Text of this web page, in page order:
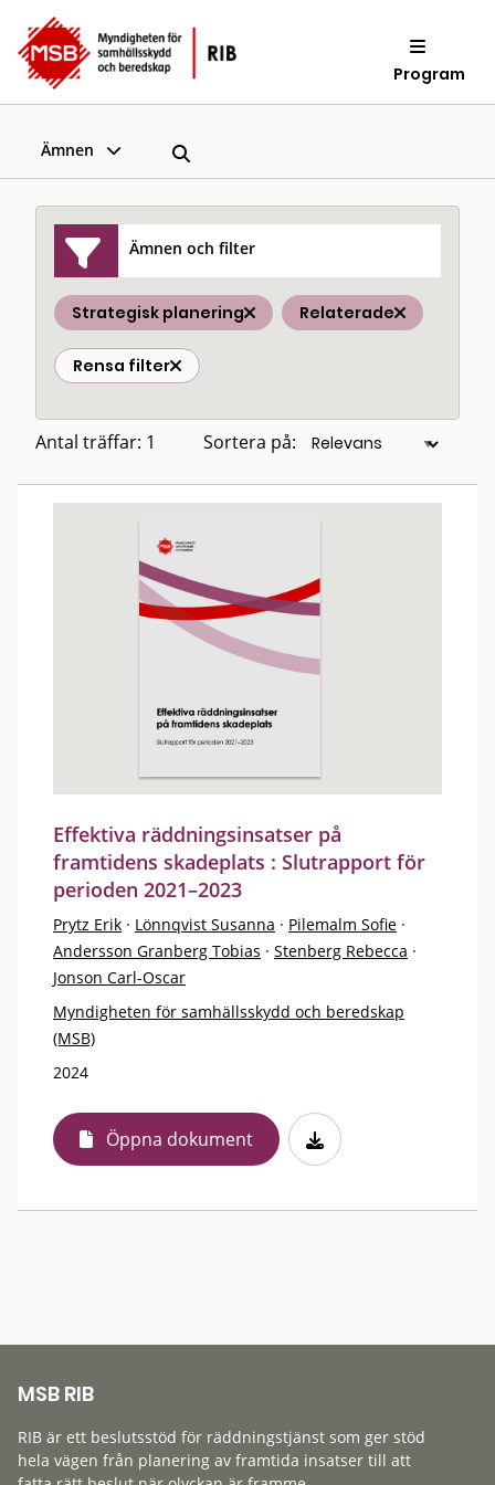
Program
Ämnen
Ämnen och filter
Strategisk planering Relaterade
Rensa filter
Antal träffar: 1 Sortera på:
Effektiva räddningsinsatser på
framtidens skadeplats : Slutrapport för
perioden 2021–2023
Prytz Erik · Lönnqvist Susanna · Pilemalm Sofie ·
Andersson Granberg Tobias · Stenberg Rebecca ·
Jonson Carl-Oscar
Myndigheten för samhällsskydd och beredskap
(MSB)
2024
Öppna dokument
MSB RIB
RIB är ett beslutsstöd för räddningstjänst som ger stöd
hela vägen från planering av framtida insatser till att